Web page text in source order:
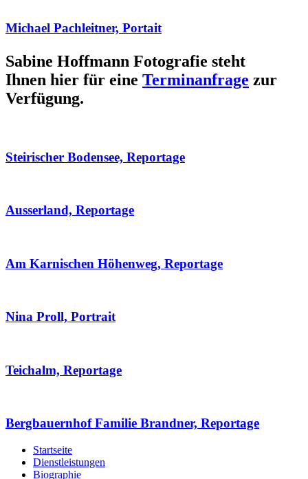
Michael Pachleitner, Portait
Sabine Hoffmann Fotografie steht
Ihnen hier für eine Terminanfrage zur
Verfügung.
Steirischer Bodensee, Reportage
Ausserland, Reportage
Am Karnischen Höhenweg, Reportage
Nina Proll, Portrait
Teichalm, Reportage
Bergbauernhof Familie Brandner, Reportage
Startseite
Dienstleistungen
Biographie